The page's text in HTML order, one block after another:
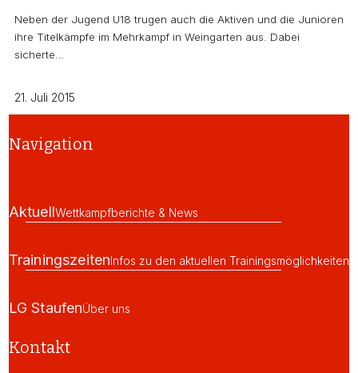
Neben der Jugend U18 trugen auch die Aktiven und die Junioren
ihre Titelkämpfe im Mehrkampf in Weingarten aus. Dabei
sicherte…
21. Juli 2015
Navigation
AktuellWettkampfberichte & News
TrainingszeitenInfos zu den aktuellen Trainingsmöglichkeiten
LG StaufenÜber uns
Kontakt